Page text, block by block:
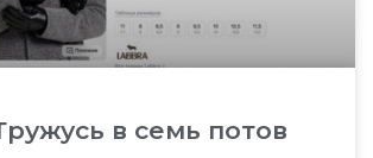
в семь потов